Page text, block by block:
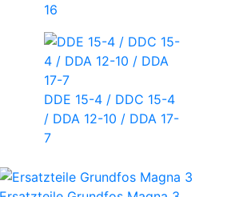
16
DDE 15-4 / DDC 15-4
/ DDA 12-10 / DDA 17-
7